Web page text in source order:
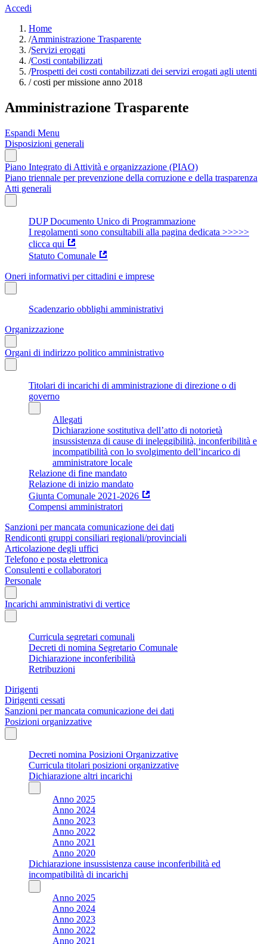
Accedi
Home
/Amministrazione Trasparente
/Servizi erogati
/Costi contabilizzati
/Prospetti dei costi contabilizzati dei servizi erogati agli utenti
/costi per missione anno 2018
Amministrazione Trasparente
Espandi Menu
Disposizioni generali
Piano Integrato di Attività e organizzazione (PIAO)
Piano triennale per prevenzione della corruzione e della trasparenza
Atti generali
DUP Documento Unico di Programmazione
I regolamenti sono consultabili alla pagina dedicata >>>>>
clicca qui
Statuto Comunale
Oneri informativi per cittadini e imprese
Scadenzario obblighi amministrativi
Organizzazione
Organi di indirizzo politico amministrativo
Titolari di incarichi di amministrazione di direzione o di
governo
Allegati
Dichiarazione sostitutiva dell’atto di notorietà
insussistenza di cause di ineleggibilità, inconferibilità e
incompatibilità con lo svolgimento dell’incarico di
amministratore locale
Relazione di fine mandato
Relazione di inizio mandato
Giunta Comunale 2021-2026
Compensi amministratori
Sanzioni per mancata comunicazione dei dati
Rendiconti gruppi consiliari regionali/provinciali
Articolazione degli uffici
Telefono e posta elettronica
Consulenti e collaboratori
Personale
Incarichi amministrativi di vertice
Curricula segretari comunali
Decreti di nomina Segretario Comunale
Dichiarazione inconferibilità
Retribuzioni
Dirigenti
Dirigenti cessati
Sanzioni per mancata comunicazione dei dati
Posizioni organizzative
Decreti nomina Posizioni Organizzative
Curricula titolari posizioni organizzative
Dichiarazione altri incarichi
Anno 2025
Anno 2024
Anno 2023
Anno 2022
Anno 2021
Anno 2020
Dichiarazione insussistenza cause inconferibilità ed
incompatibilità di incarichi
Anno 2025
Anno 2024
Anno 2023
Anno 2022
Anno 2021